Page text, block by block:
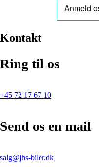
Kontakt
Ring til os
+45 72 17 67 10
Send os en mail
salg@jhs-biler.dk